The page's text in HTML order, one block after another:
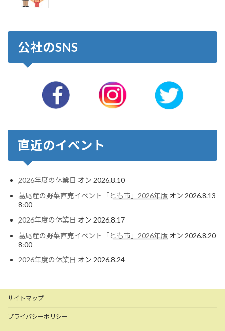
公社のSNS
直近のイベント
2026年度の休業日 オン 2026.8.10
葛尾産の野菜直売イベント「とも市」2026年版 オン 2026.8.13
8:00
2026年度の休業日 オン 2026.8.17
葛尾産の野菜直売イベント「とも市」2026年版 オン 2026.8.20
8:00
2026年度の休業日 オン 2026.8.24
サイトマップ
プライバシーポリシー